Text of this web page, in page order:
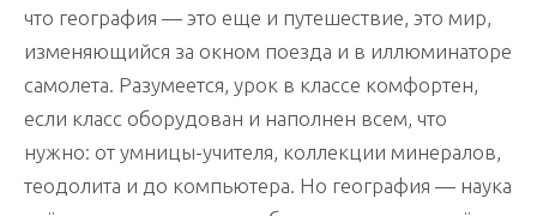
что география — это еще и путешествие, это мир,
изменяющийся за окном поезда и в иллюминаторе
самолета. Разумеется, урок в классе комфортен,
если класс оборудован и наполнен всем, что
нужно: от умницы-учителя, коллекции минералов,
теодолита и до компьютера. Но география — наука